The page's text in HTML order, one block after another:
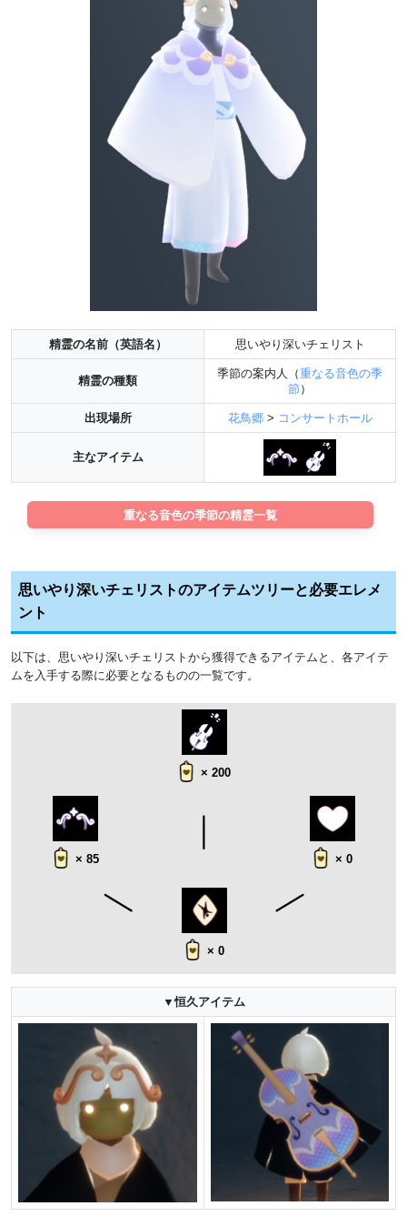
精霊の名前（英語名） 思いやり深いチェリスト
精霊の種類
季節の案内人（重なる音色の季
節 ）
出現場所 花鳥郷> コンサートホール
主なアイテム
重なる音色の季節の精霊一覧
思いやり深いチェリストのアイテムツリーと必要エレメ
ント
以下は、思いやり深いチェリストから獲得できるアイテムと、各アイテ
ムを入手する際に必要となるものの一覧です。
× 200
× 85 × 0
× 0
▼恒久アイテム